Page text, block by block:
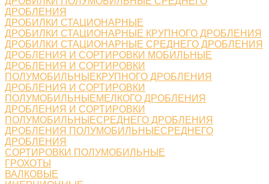
ДРОБЛЕНИЯ
ДРОБИЛКИ СТАЦИОНАРНЫЕ
ДРОБИЛКИ СТАЦИОНАРНЫЕ КРУПНОГО ДРОБЛЕНИЯ
ДРОБИЛКИ СТАЦИОНАРНЫЕ СРЕДНЕГО ДРОБЛЕНИЯ
ДРОБЛЕНИЯ И СОРТИРОВКИ МОБИЛЬНЫЕ
ДРОБЛЕНИЯ И СОРТИРОВКИ
ПОЛУМОБИЛЬНЫЕКРУПНОГО ДРОБЛЕНИЯ
ДРОБЛЕНИЯ И СОРТИРОВКИ
ПОЛУМОБИЛЬНЫЕМЕЛКОГО ДРОБЛЕНИЯ
ДРОБЛЕНИЯ И СОРТИРОВКИ
ПОЛУМОБИЛЬНЫЕСРЕДНЕГО ДРОБЛЕНИЯ
ДРОБЛЕНИЯ ПОЛУМОБИЛЬНЫЕСРЕДНЕГО
ДРОБЛЕНИЯ
СОРТИРОВКИ ПОЛУМОБИЛЬНЫЕ
ГРОХОТЫ
ВАЛКОВЫЕ